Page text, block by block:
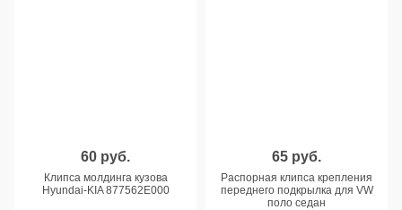
60 руб.
Клипса молдинга кузова
Hyundai-KIA 877562E000
65 руб.
Распорная клипса крепления
переднего подкрылка для VW
поло седан